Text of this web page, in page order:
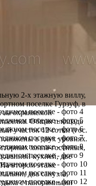
2-х этажную виллу,
поселке Гурзуф, в
на охраняемой
Общая площадь
участок 12 сотки (гос.
в двух уровнях.
холла-гостиных,
кухней, две
втором этаже
два санузла,
с панорамными